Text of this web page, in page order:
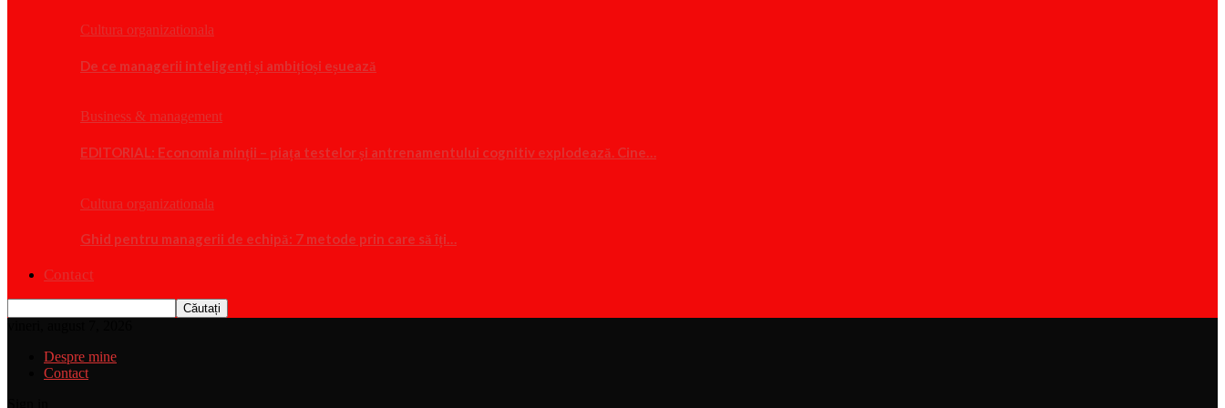
Cultura organizationala
De ce managerii inteligenți și ambițioși eșuează
Business & management
EDITORIAL: Economia minții – piața testelor și antrenamentului cognitiv explodează. Cine…
Cultura organizationala
Ghid pentru managerii de echipă: 7 metode prin care să îți…
Contact
Despre mine
Contact